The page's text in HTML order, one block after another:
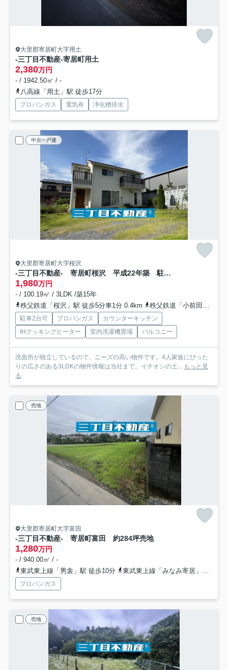
大里郡寄居町大字用土
-三丁目不動産-寄居町用土
2,380万円
- / 1942.50㎡ / -
八高線「用土」駅 徒歩17分
プロパンガス 電気有 浄化槽排水
中古一戸建
大里郡寄居町大字桜沢
-三丁目不動産- 寄居町桜沢 平成22年築 駐車3台
1,980万円
- / 100.19㎡ / 3LDK /築15年
秩父鉄道「桜沢」駅 徒歩5分車1分 0.4km
秩父鉄道「小前田」駅 徒歩21分
駐車2台可 プロパンガス
カウンターキッチン
IHクッキングヒーター
室内洗濯機置場 バルコニー
洗面所が独立しているので、ニーズの高い物件です。4人家族にぴった
りの広さのある3LDKの物件情報は当社まで。イチオシの土... もっと見
る
売地
大里郡寄居町大字富田
-三丁目不動産- 寄居町富田 約284坪売地
1,280万円
- / 940.00㎡ / -
東武東上線「男衾」駅 徒歩10分
東武東上線「みなみ寄居」駅 徒歩21分
プロパンガス
売地